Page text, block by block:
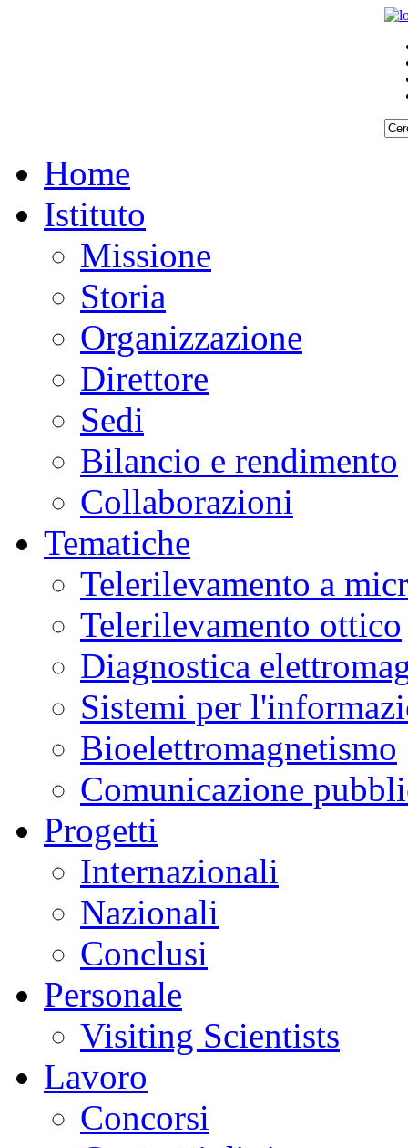
Home
Istituto
Missione
Storia
Organizzazione
Direttore
Sedi
Bilancio e rendimento
Collaborazioni
Tematiche
Telerilevamento a
Telerilevamento ottico
Diagnostica
Sistemi per
Bioelettromagnetismo
Comunicazione
Progetti
Internazionali
Nazionali
Conclusi
Personale
Visiting Scientists
Lavoro
Concorsi